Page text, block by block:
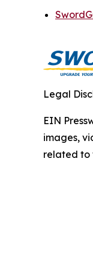
Legal
EIN
images,
related to